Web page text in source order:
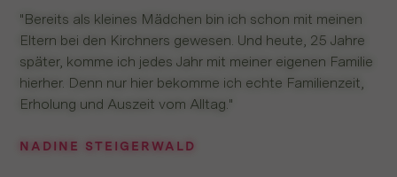
"Bereits als kleines Mädchen bin ich schon mit meinen
Eltern bei den Kirchners gewesen. Und heute, 25 Jahre
später, komme ich jedes Jahr mit meiner eigenen Familie
hierher. Denn nur hier bekomme ich echte Familienzeit,
Erholung und Auszeit vom Alltag."
NADINE STEIGERWALD